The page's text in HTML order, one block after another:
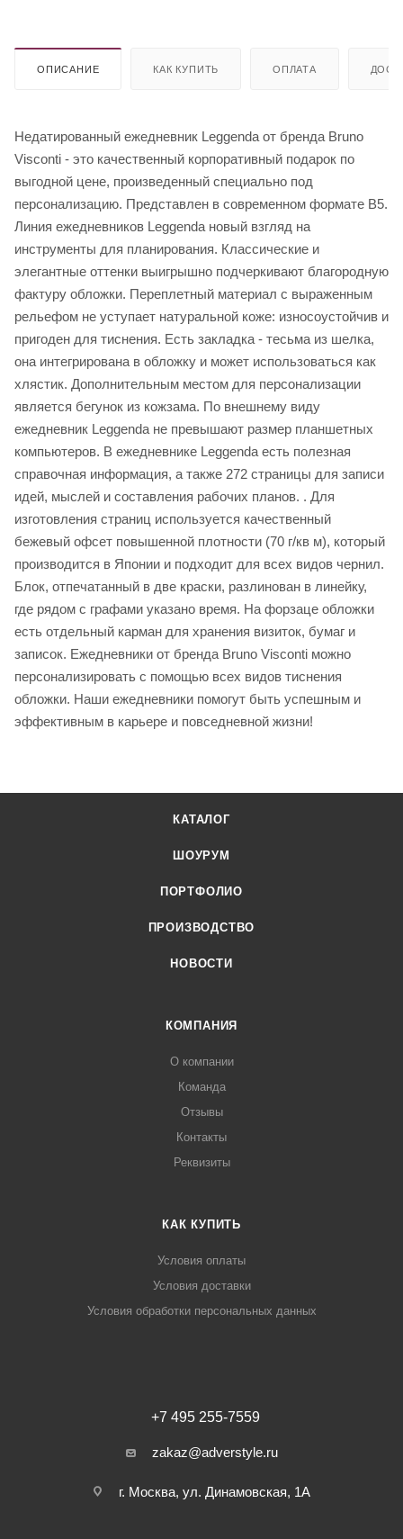
ОПИСАНИЕ КАК КУПИТЬ ОПЛАТА
Недатированный ежедневник Leggenda от бренда Bruno
Visconti - это качественный корпоративный подарок по
выгодной цене, произведенный специально под
персонализацию. Представлен в современном формате B5.
Линия ежедневников Leggenda новый взгляд на
инструменты для планирования. Классические и
элегантные оттенки выигрышно подчеркивают благородную
фактуру обложки. Переплетный материал с выраженным
рельефом не уступает натуральной коже: износоустойчив и
пригоден для тиснения. Есть закладка - тесьма из шелка,
она интегрирована в обложку и может использоваться как
хлястик. Дополнительным местом для персонализации
является бегунок из кожзама. По внешнему виду
ежедневник Leggenda не превышают размер планшетных
компьютеров. В ежедневнике Leggenda есть полезная
справочная информация, а также 272 страницы для записи
идей, мыслей и составления рабочих планов. . Для
изготовления страниц используется качественный
бежевый офсет повышенной плотности (70 г/кв м), который
производится в Японии и подходит для всех видов чернил.
Блок, отпечатанный в две краски, разлинован в линейку,
где рядом с графами указано время. На форзаце обложки
есть отдельный карман для хранения визиток, бумаг и
записок. Ежедневники от бренда Bruno Visconti можно
персонализировать с помощью всех видов тиснения
обложки. Наши ежедневники помогут быть успешным и
эффективным в карьере и повседневной жизни!
КАТАЛОГ
ШОУРУМ
ПОРТФОЛИО
ПРОИЗВОДСТВО
НОВОСТИ
КОМПАНИЯ
О компании
Команда
Отзывы
Контакты
Реквизиты
КАК КУПИТЬ
Условия оплаты
Условия доставки
Условия обработки персональных данных
+7 495 255-7559
zakaz@adverstyle.ru
г. Москва, ул. Динамовская, 1А